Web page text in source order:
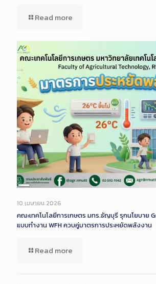
Read more
Long
Description
10 เมษายน 2026
คณะเทคโนโลยีการเกษตร มทร.ธัญบุรี รุกนโยบาย
แบบทำงาน WFH ควบคู่มาตรการประหยัดพลังงาน
Read more